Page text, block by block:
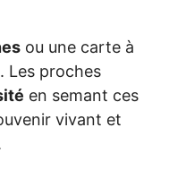
ou une carte à
Les proches
en semant ces
vivant et